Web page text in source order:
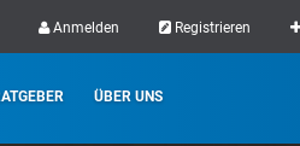
Anmelden Registrieren
ÜBER UNS